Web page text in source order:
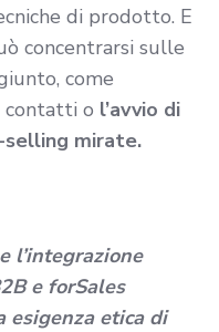
di prodotto. E
concentrarsi sulle
come
contatti o l’avvio di
selling mirate.
l’integrazione
e forSales
esigenza etica di